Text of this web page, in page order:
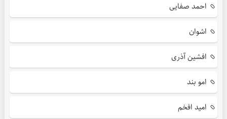
احمد صفایی
اشوان
افشین آذری
امو بند
امید افخم